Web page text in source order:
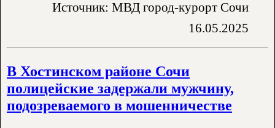
Источник: МВД город-курорт Сочи
16.05.2025
В Хостинском районе Сочи
полицейские задержали мужчину,
подозреваемого в мошенничестве